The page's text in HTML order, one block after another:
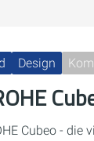
Design
Cubeo - die